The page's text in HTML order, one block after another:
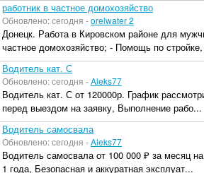
работник в частное домохозяйство
Обновлено: сегодня -orelwater 2
Донецк. Работа в Кировском районе для
частное домохозяйство; - Помощь по
Водитель кат. С
Обновлено: сегодня -Aleks77
Водитель кат. С от 120000р. График
перед выездом на заявку, Выполнение рабо...
Водитель самосвала
Обновлено: сегодня -Aleks77
Водитель самосвала от 100 000 ₽ за месяц
1 года, Безопасная и аккуратная эксплуат...